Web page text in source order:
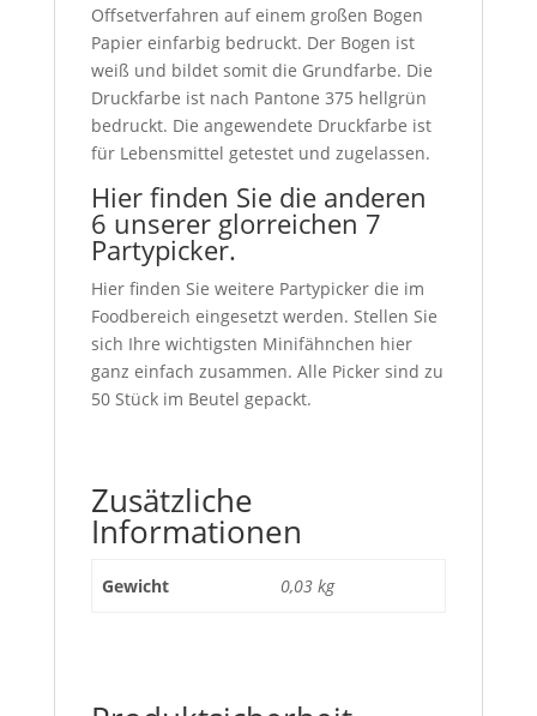
Offsetverfahren auf einem großen Bogen
Papier einfarbig bedruckt. Der Bogen ist
weiß und bildet somit die Grundfarbe. Die
Druckfarbe ist nach Pantone 375 hellgrün
bedruckt. Die angewendete Druckfarbe ist
für Lebensmittel getestet und zugelassen.
Hier finden Sie die anderen
6 unserer glorreichen 7
Partypicker.
Hier finden Sie weitere Partypicker die im
Foodbereich eingesetzt werden. Stellen Sie
sich Ihre wichtigsten Minifähnchen hier
ganz einfach zusammen. Alle Picker sind zu
50 Stück im Beutel gepackt.
Zusätzliche
Informationen
Gewicht 0,03 kg